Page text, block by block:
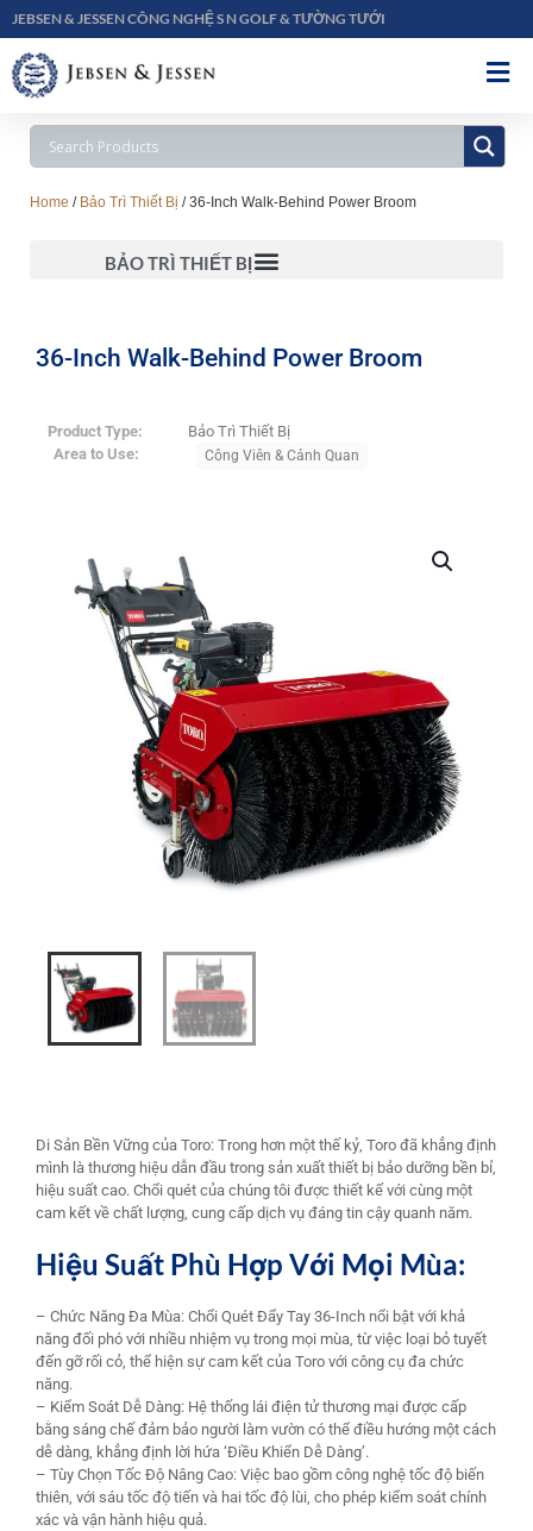
JEBSEN & JESSEN CÔNG NGHỆ S N GOLF & TƯỜNG TƯỚI
Home / Bảo Trì Thiết Bị / 36-Inch Walk-Behind Power Broom
BẢO TRÌ THIẾT BỊ
36-Inch Walk-Behind Power Broom
Product Type:
Bảo Trì Thiết Bị
Area to Use:
Công Viên & Cảnh Quan
Di Sản Bền Vững của Toro: Trong hơn một thế kỷ, Toro đã khẳng định
mình là thương hiệu dẫn đầu trong sản xuất thiết bị bảo dưỡng bền bỉ,
hiệu suất cao. Chổi quét của chúng tôi được thiết kế với cùng một
cam kết về chất lượng, cung cấp dịch vụ đáng tin cậy quanh năm.
Hiệu Suất Phù Hợp Với Mọi Mùa:
– Chức Năng Đa Mùa: Chổi Quét Đẩy Tay 36-Inch nổi bật với khả
năng đối phó với nhiều nhiệm vụ trong mọi mùa, từ việc loại bỏ tuyết
đến gỡ rối cỏ, thể hiện sự cam kết của Toro với công cụ đa chức
năng.
– Kiểm Soát Dễ Dàng: Hệ thống lái điện tử thương mại được cấp
bằng sáng chế đảm bảo người làm vườn có thể điều hướng một cách
dễ dàng, khẳng định lời hứa ‘Điều Khiển Dễ Dàng’.
– Tùy Chọn Tốc Độ Nâng Cao: Việc bao gồm công nghệ tốc độ biến
thiên, với sáu tốc độ tiến và hai tốc độ lùi, cho phép kiểm soát chính
xác và vận hành hiệu quả.